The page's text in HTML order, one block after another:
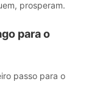
prosperam.
para o
passo para o